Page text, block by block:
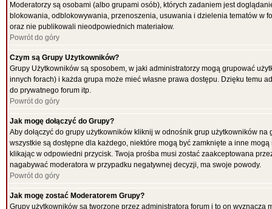
Moderatorzy są osobami (albo grupami osób), których zadaniem jest
blokowania, odblokowywania, przenoszenia, usuwania i dzielenia tematów w
oraz nie publikowali nieodpowiednich materiałow.
Powrót do góry
Czym są Grupy Użytkowników?
Grupy Użytkowników są sposobem, w jaki administratorzy mogą grupować
innych forach) i każda grupa może mieć własne prawa dostępu. Dzięku temu
do prywatnego forum itp.
Powrót do góry
Jak mogę dołączyć do Grupy?
Aby dołączyć do grupy użytkowników kliknij w odnośnik grup użytkowników
wszystkie są dostępne dla każdego, niektóre mogą być zamknięte a inne
klikając w odpowiedni przycisk. Twoja prośba musi zostać zaakceptowana
nagabywać moderatora w przypadku negatywnej decyzji, ma swoje powody.
Powrót do góry
Jak mogę zostać Moderatorem Grupy?
Grupy użytkowników są tworzone przez administratora forum i to on